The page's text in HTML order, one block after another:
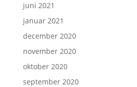
juni 2021
januar 2021
december 2020
november 2020
oktober 2020
september 2020